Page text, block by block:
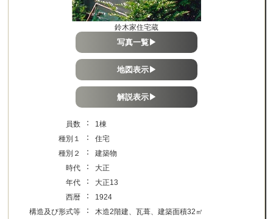
鈴木家住宅蔵
写真一覧▶
地図表示▶
解説表示▶
員数 ：
1棟
種別１
：
住宅
種別２
：
建築物
時代
：
大正
年代
：
大正13
西暦
：
1924
構造及び形式等
：
木造2階建、瓦葺、建築面積32㎡